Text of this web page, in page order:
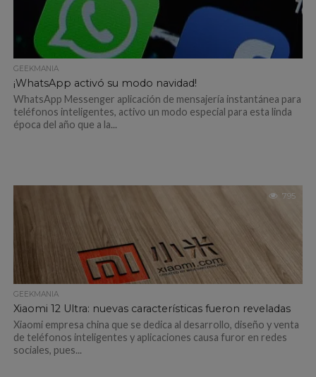
GEEKMANIA
¡WhatsApp activó su modo navidad!
WhatsApp Messenger aplicación de mensajería instantánea para
teléfonos inteligentes, activo un modo especial para esta linda
época del año que a la...
795
GEEKMANIA
Xiaomi 12 Ultra: nuevas características fueron reveladas
Xiaomi empresa china que se dedica al desarrollo, diseño y venta
de teléfonos inteligentes y aplicaciones causa furor en redes
sociales, pues...